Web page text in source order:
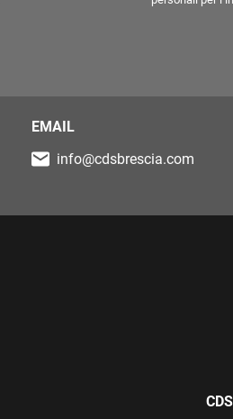
EMAIL
info@cdsbrescia.com